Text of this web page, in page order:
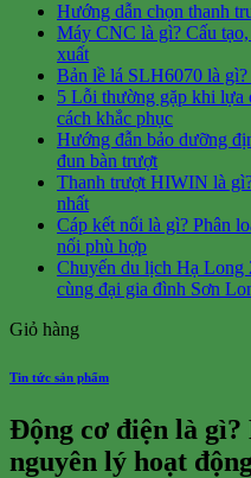
Hướng dẫn chọn thanh
Máy CNC là gì? Cấu
xuất
Bản lề lá SLH6070 là
5 Lỗi thường gặp khi lựa
cách khắc phục
Hướng đẫn bảo dưỡng
đun bàn trượt
Thanh trượt HIWIN là
nhất
Cáp kết nối là gì? Phân
nối phù hợp
Chuyến du lịch Hạ Long
cùng đại gia đình Sơn
Giỏ hàng
Tin tức sản phẩm
Động cơ điện là gì?
nguyên lý hoạt